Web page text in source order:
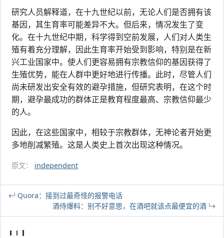
研究人员解释道，在十九世纪以前，无论人们是否拥有该
基因，其生育率可能差异不大。但后来，情况发生了变
化。在十九世纪中期，科学得到空前发展，人们对人类生
殖有着充分理解，因此生育率开始受到影响，特别是在新
兴工业国家中。使人们更容易拥有宗教信仰的基因获得了
生殖优势，能在人群中更好地进行传播。此时，尽管人们
尚未研发出安全有效的避孕措施，但研究表明，在这个时
期，避孕最成功的群体正是教育程度最高、宗教信仰最少
的人。
因此，在这些国家中，相较于宗教群体，无神论者开始更
多地削减繁殖。这是人类史上首次出现这种情况。
原文： independent
Quora：接到过最奇怪的报警电话
酒侍爆料：别不好意思，在酒吧就该点最便宜的酒